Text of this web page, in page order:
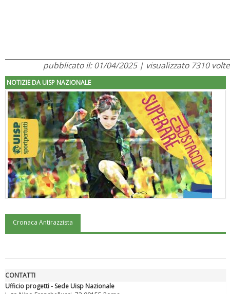
pubblicato il: 01/04/2025 | visualizzato 7310 volte
NOTIZIE DA UISP NAZIONALE
"Superare gli ostacoli": la relazione di Tiziano Pesce al CN Uisp
Cronaca Antirazzista
CONTATTI
Ufficio progetti - Sede Uisp Nazionale